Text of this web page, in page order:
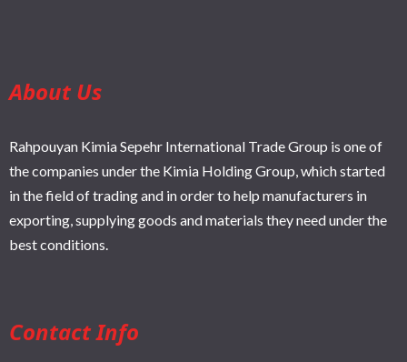
About Us
Rahpouyan Kimia Sepehr International Trade Group is one of
the companies under the Kimia Holding Group, which started
in the field of trading and in order to help manufacturers in
exporting, supplying goods and materials they need under the
best conditions.
Contact Info